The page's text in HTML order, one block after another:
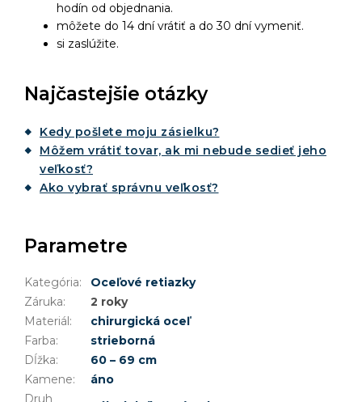
hodín od objednania.
môžete do 14 dní vrátiť a do 30 dní vymeniť.
si zaslúžite.
Najčastejšie otázky
Kedy pošlete moju zásielku?
Môžem vrátiť tovar, ak mi nebude sedieť jeho
veľkosť?
Ako vybrať správnu veľkosť?
Parametre
Kategória:
Oceľové retiazky
Záruka:
2 roky
Materiál :
chirurgická oceľ
Farba:
strieborná
Dĺžka:
60 – 69 cm
Kamene:
áno